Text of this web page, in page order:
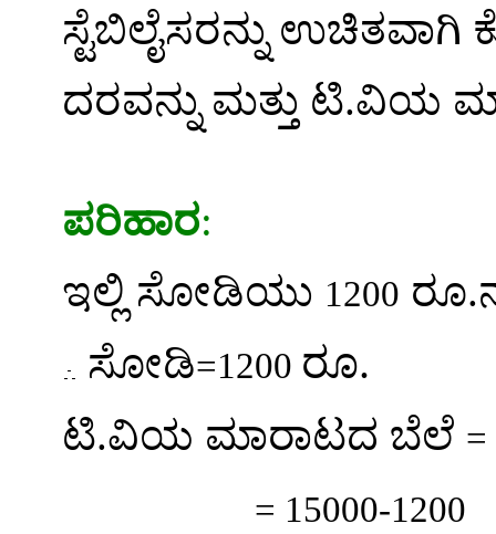
ಸ್ಟೆಬಿಲೈಸರನ್ನು
ದರವನ್ನು ಮತ್ತು ಟಿ.ವಿಯ
ಪರಿಹಾರ:
ಇಲ್ಲಿ ಸೋಡಿಯು 1200
ಸೋಡಿ=1200 ರೂ.
ಟಿ.ವಿಯ ಮಾರಾಟದ ಬೆಲೆ =
= 15000-1200